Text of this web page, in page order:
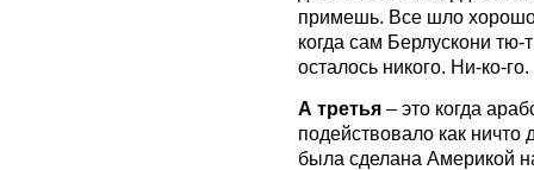
примешь. Все шло
когда сам Берлускони
осталось никого. Ни-ко-го.
А третья – это когда
подействовало как ничто
была сделана Америкой